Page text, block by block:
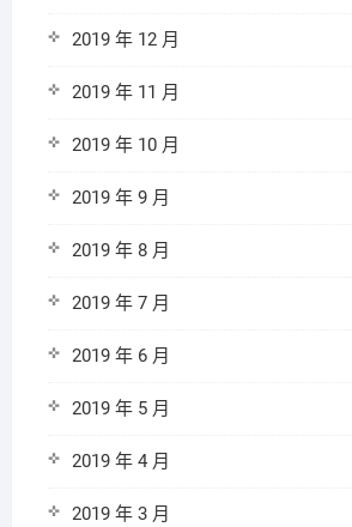
2019 年 12 月
2019 年 11 月
2019 年 10 月
2019 年 9 月
2019 年 8 月
2019 年 7 月
2019 年 6 月
2019 年 5 月
2019 年 4 月
2019 年 3 月